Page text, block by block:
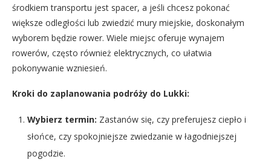
środkiem transportu jest spacer, a jeśli chcesz pokonać
większe odległości lub zwiedzić mury miejskie, doskonałym
wyborem będzie rower. Wiele miejsc oferuje wynajem
rowerów, często również elektrycznych, co ułatwia
pokonywanie wzniesień.
Kroki do zaplanowania podróży do Lukki:
Wybierz termin: Zastanów się, czy preferujesz ciepło i
słońce, czy spokojniejsze zwiedzanie w łagodniejszej
pogodzie.